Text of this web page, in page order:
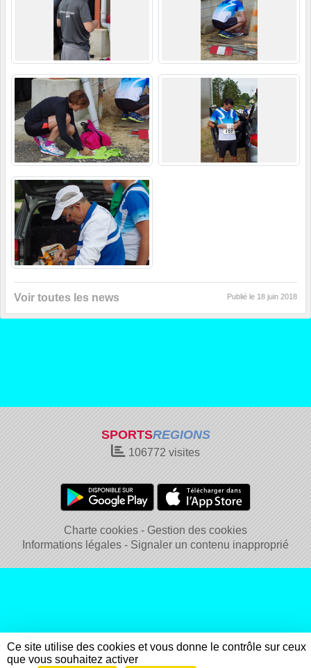
Voir toutes les news Publié le 18 juin 2018
SPORTSREGIONS
106772 visites
Charte cookies
Gestion des cookies
Informations légales
Signaler un contenu inapproprié
Ce site utilise des cookies et vous donne le contrôle sur ceux
que vous souhaitez activer